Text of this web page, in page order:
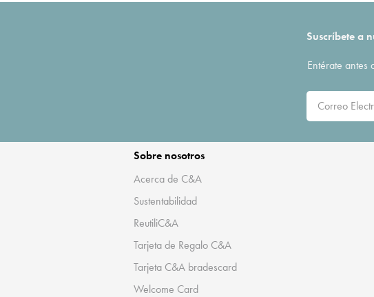
Suscríbete a
Entérate antes
Sobre nosotros
Acerca de C&A
Sustentabilidad
ReutiliC&A
Tarjeta de Regalo C&A
Tarjeta C&A bradescard
Welcome Card